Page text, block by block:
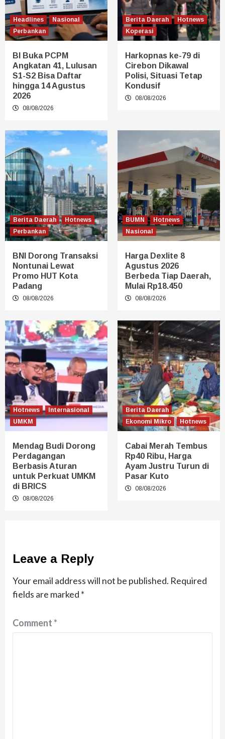
Headlines
Nasional
Perbankan
BI Buka PCPM
Angkatan 41, Lulusan
S1-S2 Bisa Daftar
hingga 14 Agustus
2026
08/08/2026
Berita Daerah
Hotnews
Koperasi
Harkopnas ke-79 di
Cirebon Dikawal
Polisi, Situasi Tetap
Kondusif
08/08/2026
Berita Daerah
Hotnews
Perbankan
BNI Dorong Transaksi
Nontunai Lewat
Promo HUT Kota
Padang
08/08/2026
BUMN
Hotnews
Nasional
Harga Dexlite 8
Agustus 2026
Berbeda Tiap Daerah,
Mulai Rp18.450
08/08/2026
Hotnews
Internasional
UMKM
Mendag Budi Dorong
Perdagangan
Berbasis Aturan
untuk Perkuat UMKM
di BRICS
08/08/2026
Berita Daerah
Ekonomi Mikro
Hotnews
Cabai Merah Tembus
Rp40 Ribu, Harga
Ayam Justru Turun di
Pasar Kuto
08/08/2026
Leave a Reply
Your email address will not be published. Required
fields are marked *
Comment*